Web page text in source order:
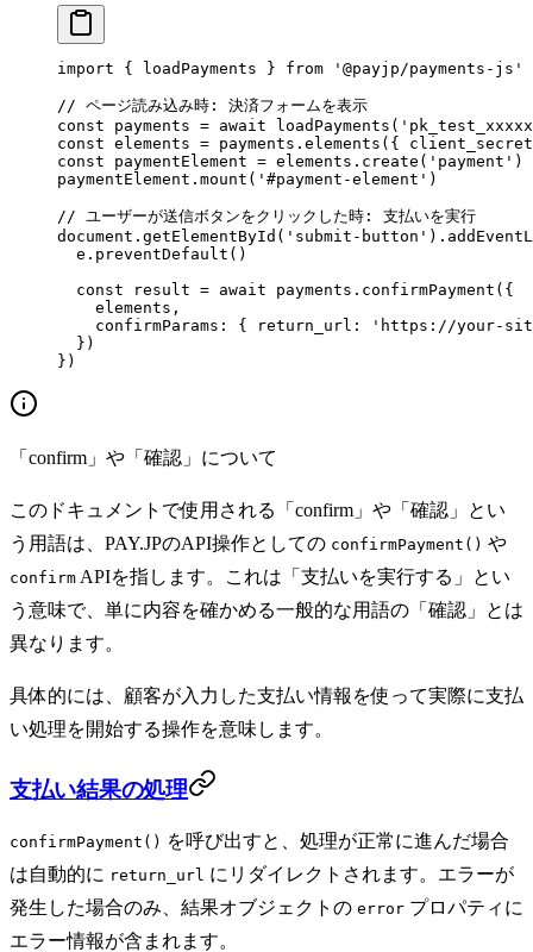
import { loadPayments } from '@payjp/payments-js'
// ページ読み込み時: 決済フォームを表示
const payments = await loadPayments (
const elements = payments. elements ({
const paymentElement = elements. create ( 'payment' )
paymentElement. mount ( '#payment-element' )
// ユーザーが送信ボタンをクリックした時: 支払いを実行
document. getElementById ( 'submit-button' ).
  e.
preventDefault ()
  const
result = await payments. confirmPayment ({
    elements,
    confirmParams: { return_url:
'https://your-
  })
})
「confirm」や「確認」について
このドキュメントで使用される「confirm」や「確認」とい
う用語は、PAY.JPのAPI操作としての confirmPayment() や
confirm APIを指します。これは「支払いを実行する」とい
う意味で、単に内容を確かめる一般的な用語の「確認」とは
異なります。
具体的には、顧客が入力した支払い情報を使って実際に支払
い処理を開始する操作を意味します。
支払い結果の処理
confirmPayment() を呼び出すと、処理が正常に進んだ場合
は自動的に return_url にリダイレクトされます。エラーが
発生した場合のみ、結果オブジェクトの error プロパティに
エラー情報が含まれます。